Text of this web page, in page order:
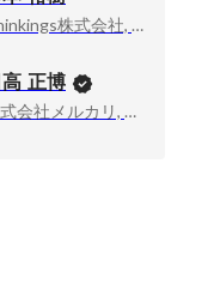
Thinkings株式会社, 人事部
正博
株式会社メルカリ, メルペイ エキスパート（Android）